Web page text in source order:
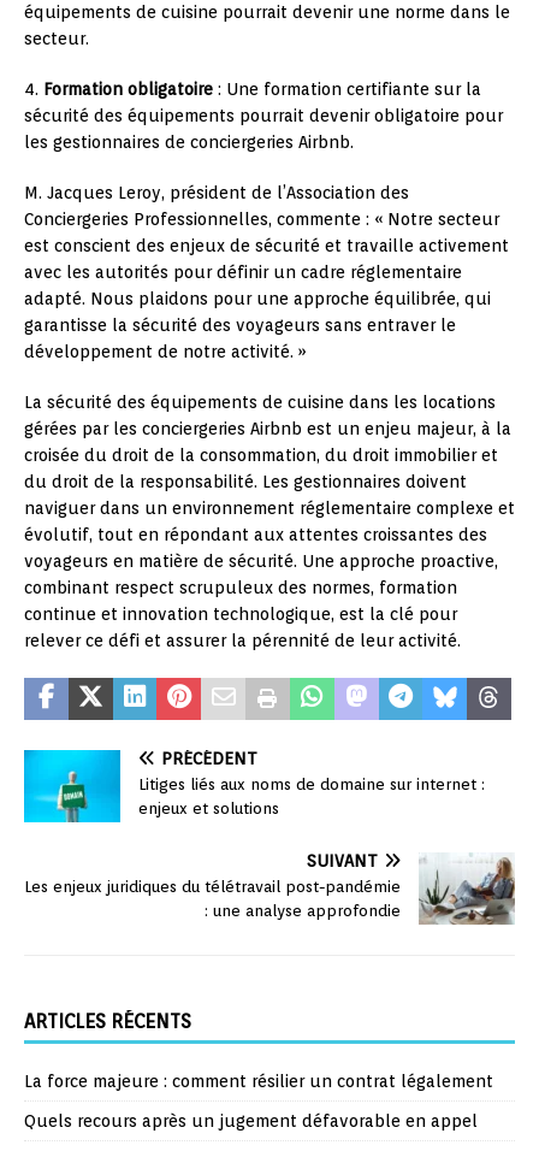
équipements de cuisine pourrait devenir une norme dans le
secteur.
4. Formation obligatoire : Une formation certifiante sur la
sécurité des équipements pourrait devenir obligatoire pour
les gestionnaires de conciergeries Airbnb.
M. Jacques Leroy, président de l’Association des
Conciergeries Professionnelles, commente : « Notre secteur
est conscient des enjeux de sécurité et travaille activement
avec les autorités pour définir un cadre réglementaire
adapté. Nous plaidons pour une approche équilibrée, qui
garantisse la sécurité des voyageurs sans entraver le
développement de notre activité. »
La sécurité des équipements de cuisine dans les locations
gérées par les conciergeries Airbnb est un enjeu majeur, à la
croisée du droit de la consommation, du droit immobilier et
du droit de la responsabilité. Les gestionnaires doivent
naviguer dans un environnement réglementaire complexe et
évolutif, tout en répondant aux attentes croissantes des
voyageurs en matière de sécurité. Une approche proactive,
combinant respect scrupuleux des normes, formation
continue et innovation technologique, est la clé pour
relever ce défi et assurer la pérennité de leur activité.
PRÉCÉDENT
Litiges liés aux noms de domaine sur internet :
enjeux et solutions
SUIVANT
Les enjeux juridiques du télétravail post-pandémie
: une analyse approfondie
ARTICLES RÉCENTS
La force majeure : comment résilier un contrat légalement
Quels recours après un jugement défavorable en appel